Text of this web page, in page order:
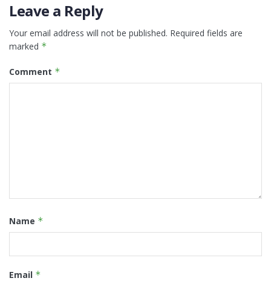
Leave a Reply
Your email address will not be published. Required fields are
marked *
Comment *
Name *
Email *